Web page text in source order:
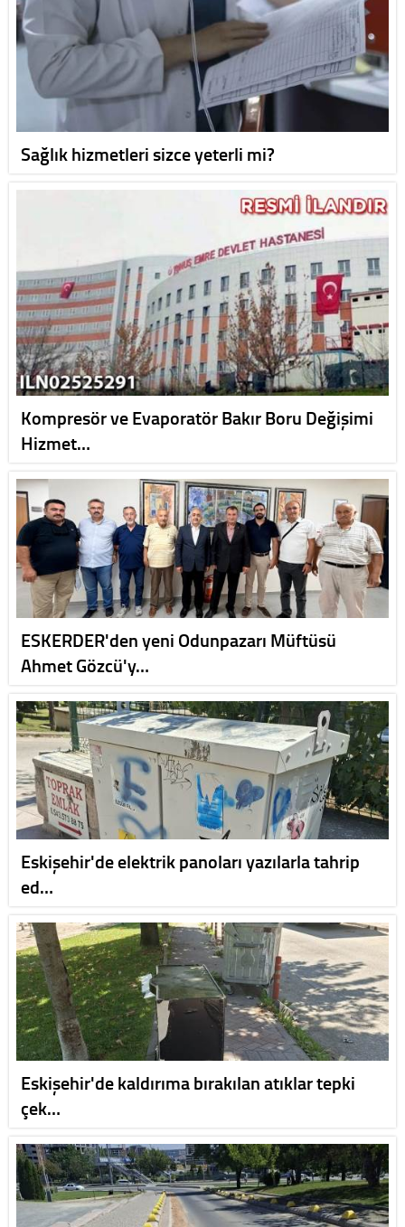
Sağlık hizmetleri sizce yeterli mi?
Kompresör ve Evaporatör Bakır Boru Değişimi
Hizmet…
ESKERDER'den yeni Odunpazarı Müftüsü
Ahmet Gözcü'y…
Eskişehir'de elektrik panoları yazılarla tahrip
ed…
Eskişehir'de kaldırıma bırakılan atıklar tepki
çek…